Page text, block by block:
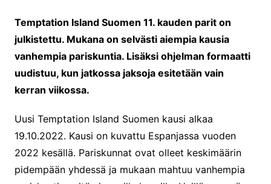
Temptation Island Suomen 11. kauden parit on
julkistettu. Mukana on selvästi aiempia kausia
vanhempia pariskuntia. Lisäksi ohjelman formaatti
uudistuu, kun jatkossa jaksoja esitetään vain
kerran viikossa.
Uusi Temptation Island Suomen kausi alkaa
19.10.2022. Kausi on kuvattu Espanjassa vuoden
2022 kesällä. Pariskunnat ovat olleet keskimäärin
pidempään yhdessä ja mukaan mahtuu vanhempia